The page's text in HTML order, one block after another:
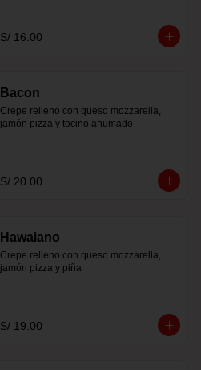
S/ 16.00
Bacon
Crepe relleno con queso mozzarella,
jamón pizza y tocino ahumado
S/ 20.00
Hawaiano
Crepe relleno con queso mozzarella,
jamón pizza y piña
S/ 19.00